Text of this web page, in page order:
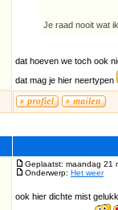
Je raad nooit wat
dat hoeven we toch ook
dat mag je hier neertypen
Geplaatst: maandag 21
Onderwerp: Het weer
ook hier dichte mist